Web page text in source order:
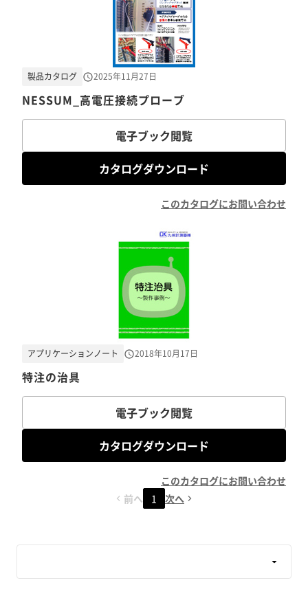
NESSUM_高電圧接続プローブ
製品カタログ 2025年11月27日
電子ブック閲覧
カタログダウンロード
このカタログにお問い合わせ
特注の治具
アプリケーションノート 2018年10月17日
電子ブック閲覧
カタログダウンロード
このカタログにお問い合わせ
前へ
1 次へ